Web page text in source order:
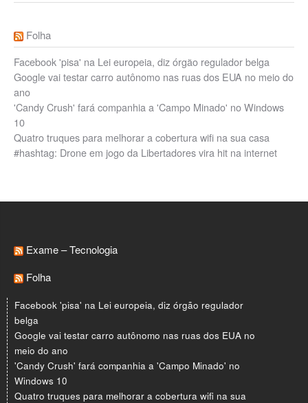
Folha
Facebook 'pisa' na Lei europeia, diz órgão regulador belga
Google vai testar carro autônomo nas ruas dos EUA no meio do
ano
'Candy Crush' fará companhia a 'Campo Minado' no Windows
10
Quatro truques para melhorar a cobertura wifi na sua casa
#hashtag: Drone em jogo da Libertadores vira hit na internet
Exame – Tecnologia
Folha
Facebook 'pisa' na Lei europeia, diz órgão regulador
belga
Google vai testar carro autônomo nas ruas dos EUA no
meio do ano
'Candy Crush' fará companhia a 'Campo Minado' no
Windows 10
Quatro truques para melhorar a cobertura wifi na sua